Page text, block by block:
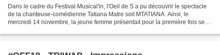
Dans le cadre du Festival Musical'in, l'Oeil de S a pu découvrir le spectacle
de la chanteuse-comédienne Tatiana Matre soit MTATIANA. Ainsi, le
mercredi 14 novembre, la jeune femme présentait pour la première fois ses